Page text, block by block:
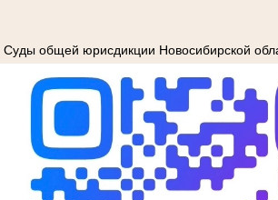
Суды общей юрисдикции Новосибирской